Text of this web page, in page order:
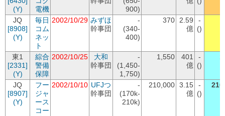
(Y)
電機
900)
JQ
[8908]
(Y)
毎日
コム
ネッ
ト
2002/10/29 みずほ
幹事団
-
(340-
400)
370
2.59
億
-
()
東1
[2331]
(Y)
綜合
警備
保障
2002/10/25
大和
幹事団
-
(1,450-
1,750)
1,550
401
億
-
()
JQ
[8907]
(Y)
フー
ジャ
ース
コー
2002/10/10 UFJつ
幹事団
-
(170k-
210k)
210,000 3.15
億
-
()